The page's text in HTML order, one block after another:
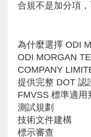
合規不是加分項，
為什麼選擇 ODI
ODI MORGAN
COMPANY
提供完整 DOT 認
FMVSS 標準適用
測試規劃
技術文件建構
標示審查